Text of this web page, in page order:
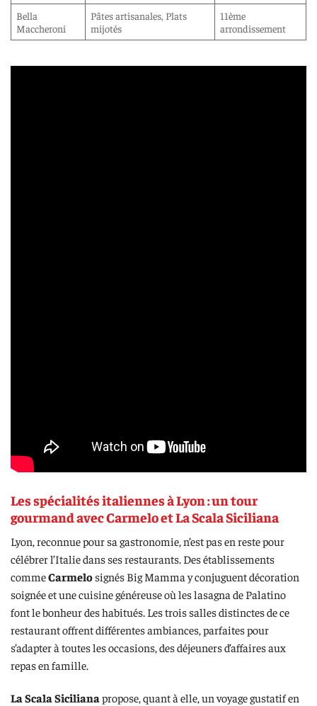
Bella
Maccheroni
Pâtes artisanales, Plats
mijotés
11ème
arrondissement
Les spécialités italiennes à Lyon : un tour
gourmand avec Carmelo et La Scala Siciliana
Lyon, reconnue pour sa gastronomie, n’est pas en reste pour
célébrer l’Italie dans ses restaurants. Des établissements
commeCarmelo signés Big Mamma y conjuguent décoration
soignée et une cuisine généreuse où les lasagna de Palatino
font le bonheur des habitués. Les trois salles distinctes de ce
restaurant offrent différentes ambiances, parfaites pour
s’adapter à toutes les occasions, des déjeuners d’affaires aux
repas en famille.
La Scala Siciliana propose, quant à elle, un voyage gustatif en